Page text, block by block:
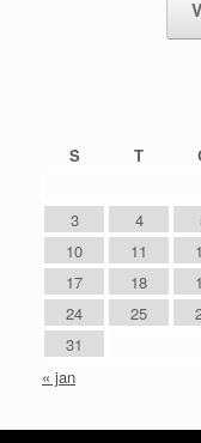
S
T
3
4
10
11
17
18
24
25
31
« jan